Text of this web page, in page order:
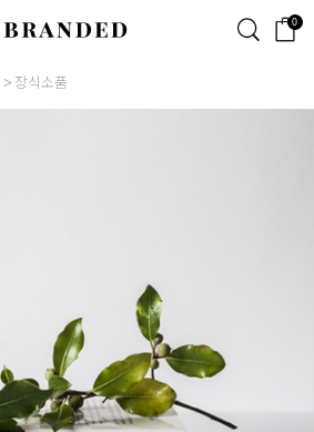
0
장식소품